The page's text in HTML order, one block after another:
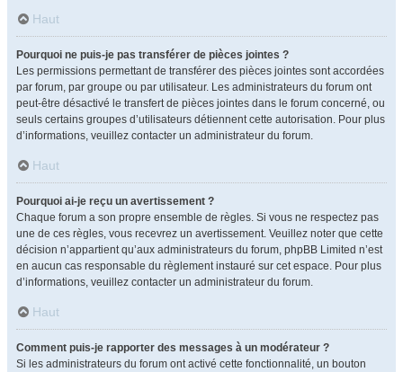
Haut
Pourquoi ne puis-je pas transférer de pièces jointes ?
Les permissions permettant de transférer des pièces jointes sont accordées
par forum, par groupe ou par utilisateur. Les administrateurs du forum ont
peut-être désactivé le transfert de pièces jointes dans le forum concerné, ou
seuls certains groupes d’utilisateurs détiennent cette autorisation. Pour plus
d’informations, veuillez contacter un administrateur du forum.
Haut
Pourquoi ai-je reçu un avertissement ?
Chaque forum a son propre ensemble de règles. Si vous ne respectez pas
une de ces règles, vous recevrez un avertissement. Veuillez noter que cette
décision n’appartient qu’aux administrateurs du forum, phpBB Limited n’est
en aucun cas responsable du règlement instauré sur cet espace. Pour plus
d’informations, veuillez contacter un administrateur du forum.
Haut
Comment puis-je rapporter des messages à un modérateur ?
Si les administrateurs du forum ont activé cette fonctionnalité, un bouton